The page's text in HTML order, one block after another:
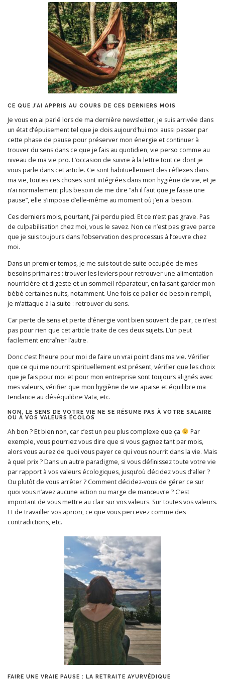
CE QUE J’AI APPRIS AU COURS DE CES DERNIERS MOIS
Je vous en ai parlé lors de ma dernière newsletter, je suis arrivée dans
un état d’épuisement tel que je dois aujourd’hui moi aussi passer par
cette phase de pause pour préserver mon énergie et continuer à
trouver du sens dans ce que je fais au quotidien, vie perso comme au
niveau de ma vie pro. L’occasion de suivre à la lettre tout ce dont je
vous parle dans cet article. Ce sont habituellement des réflexes dans
ma vie, toutes ces choses sont intégrées dans mon hygiène de vie, et je
n’ai normalement plus besoin de me dire “ah il faut que je fasse une
pause”, elle s’impose d’elle-même au moment où j’en ai besoin.
Ces derniers mois, pourtant, j’ai perdu pied. Et ce n’est pas grave. Pas
de culpabilisation chez moi, vous le savez. Non ce n’est pas grave parce
que je suis toujours dans l’observation des processus à l’œuvre chez
moi.
Dans un premier temps, je me suis tout de suite occupée de mes
besoins primaires : trouver les leviers pour retrouver une alimentation
nourricière et digeste et un sommeil réparateur, en faisant garder mon
bébé certaines nuits, notamment. Une fois ce palier de besoin rempli,
je m’attaque à la suite : retrouver du sens.
Car perte de sens et perte d’énergie vont bien souvent de pair, ce n’est
pas pour rien que cet article traite de ces deux sujets. L’un peut
facilement entraîner l’autre.
Donc c’est l’heure pour moi de faire un vrai point dans ma vie. Vérifier
que ce qui me nourrit spirituellement est présent, vérifier que les choix
que je fais pour moi et pour mon entreprise sont toujours alignés avec
mes valeurs, vérifier que mon hygiène de vie apaise et équilibre ma
tendance au déséquilibre Vata, etc.
NON, LE SENS DE VOTRE VIE NE SE RÉSUME PAS À VOTRE SALAIRE
OU À VOS VALEURS ÉCOLOS
Ah bon ? Et bien non, car c’est un peu plus complexe que ça
Par
exemple, vous pourriez vous dire que si vous gagnez tant par mois,
alors vous aurez de quoi vous payer ce qui vous nourrit dans la vie. Mais
à quel prix ? Dans un autre paradigme, si vous définissez toute votre vie
par rapport à vos valeurs écologiques, jusqu’où décidez vous d’aller ?
Ou plutôt de vous arrêter ? Comment décidez-vous de gérer ce sur
quoi vous n’avez aucune action ou marge de manœuvre ? C’est
important de vous mettre au clair sur vos valeurs. Sur toutes vos valeurs.
Et de travailler vos apriori, ce que vous percevez comme des
contradictions, etc.
FAIRE UNE VRAIE PAUSE : LA RETRAITE AYURVÉDIQUE